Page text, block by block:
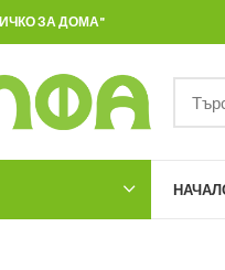
ЗА ДОМА"